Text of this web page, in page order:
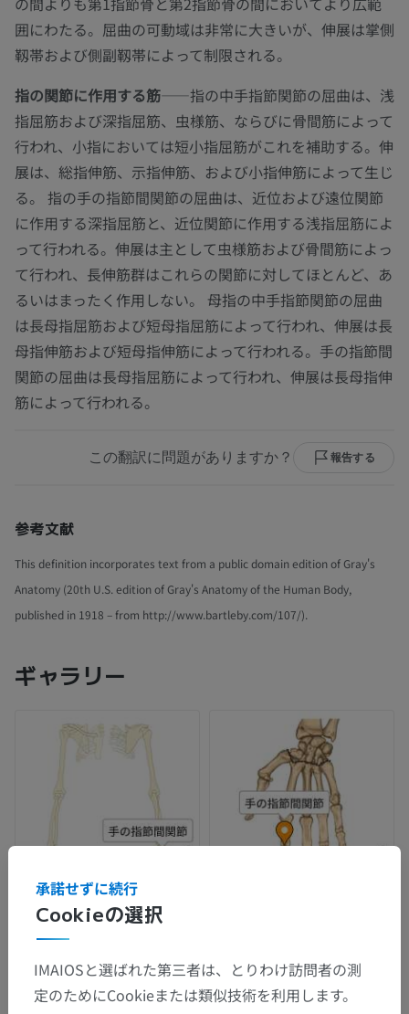
囲にわたる。屈曲の可動域は非常に大きいが、伸展は掌側
靱帯および側副靱帯によって制限される。
指の関節に作用する筋——指の中手指節関節の屈曲は、浅
指屈筋および深指屈筋、虫様筋、ならびに骨間筋によって
行われ、小指においては短小指屈筋がこれを補助する。伸
展は、総指伸筋、示指伸筋、および小指伸筋によって生じ
る。 指の手の指節間関節の屈曲は、近位および遠位関節
に作用する深指屈筋と、近位関節に作用する浅指屈筋によ
って行われる。伸展は主として虫様筋および骨間筋によっ
て行われ、長伸筋群はこれらの関節に対してほとんど、あ
るいはまったく作用しない。 母指の中手指節関節の屈曲
は長母指屈筋および短母指屈筋によって行われ、伸展は長
母指伸筋および短母指伸筋によって行われる。手の指節間
関節の屈曲は長母指屈筋によって行われ、伸展は長母指伸
筋によって行われる。
この翻訳に問題がありますか？ 報告する
参考文献
This definition incorporates text from a public domain edition of Gray's
Anatomy (20th U.S. edition of Gray's Anatomy of the Human Body,
published in 1918 – from http://www.bartleby.com/107/).
ギャラリー
Cookieの選択
承諾せずに続行
IMAIOSと選ばれた第三者は、とりわけ訪問者の測
定のためにCookieまたは類似技術を利用します。